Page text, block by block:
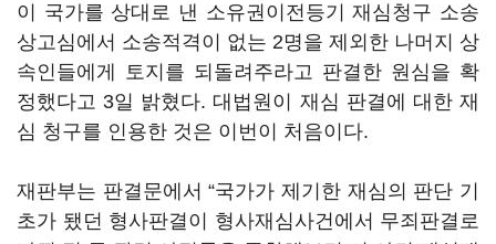
이 국가를 상대로 낸 소유권이전등기 재심청구 소송
상고심에서 소송적격이 없는 2명을 제외한 나머지 상
속인들에게 토지를 되돌려주라고 판결한 원심을 확
정했다고 3일 밝혔다. 대법원이 재심 판결에 대한 재
심 청구를 인용한 것은 이번이 처음이다.
재판부는 판결문에서 “국가가 제기한 재심의 판단 기
초가 됐던 형사판결이 형사재심사건에서 무죄판결로